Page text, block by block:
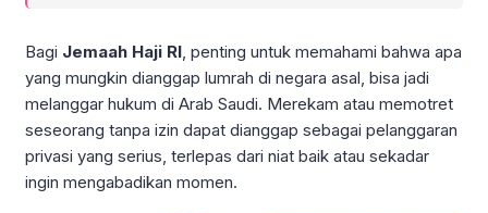
Bagi Jemaah Haji RI , penting untuk memahami bahwa apa
yang mungkin dianggap lumrah di negara asal, bisa jadi
melanggar hukum di Arab Saudi. Merekam atau memotret
seseorang tanpa izin dapat dianggap sebagai pelanggaran
privasi yang serius, terlepas dari niat baik atau sekadar
ingin mengabadikan momen.